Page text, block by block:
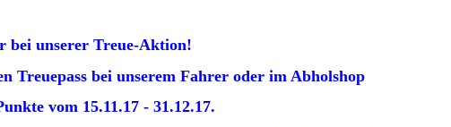
bei unserer Treue-Aktion!
Treuepass bei unserem Fahrer oder im Abholshop
vom 15.11.17 - 31.12.17.